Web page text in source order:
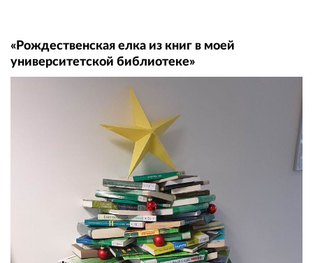
«Рождественская елка из книг в моей
университетской библиотеке»